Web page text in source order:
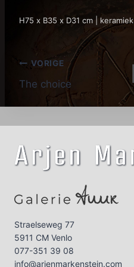
H75 x B35 x D31 cm | keramiek
Bericht
navigatie
VORIGE
The choice
Straelseweg 77
5911 CM Venlo
077-351 39 08
info@arjenmarkenstein.com